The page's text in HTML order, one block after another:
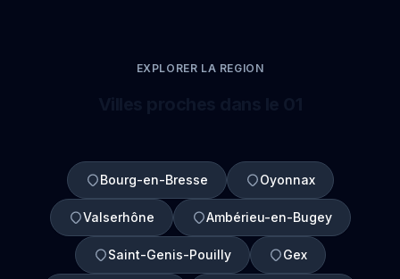
EXPLORER LA REGION
Bourg-en-Bresse Oyonnax
Valserhône Ambérieu-en-Bugey
Saint-Genis-Pouilly Gex